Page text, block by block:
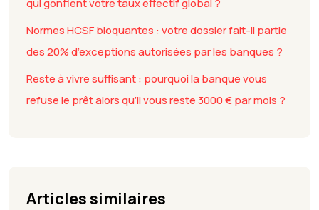
qui gonflent votre taux effectif global ?
Normes HCSF bloquantes : votre dossier fait-il partie
des 20% d’exceptions autorisées par les banques ?
Reste à vivre suffisant : pourquoi la banque vous
refuse le prêt alors qu’il vous reste 3000 € par mois ?
Articles similaires